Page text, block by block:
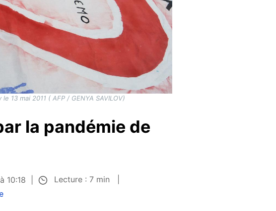
13 mai 2011 ( AFP / GENYA SAVILOV)
la pandémie de
10:18
Lecture : 7 min